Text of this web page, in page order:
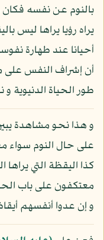
بالنوم عن نفسه فكان
يراه رؤيا يراها ليس
أحيانا عند طهارة
أن إشراف النفس على
طور الحياة الدنيوية و
و هذا نحو مشاهدة يبين
على حال النوم سواء
كذا اليقظة التي
معتكفون على باب
و إن عدوا أنفسهم